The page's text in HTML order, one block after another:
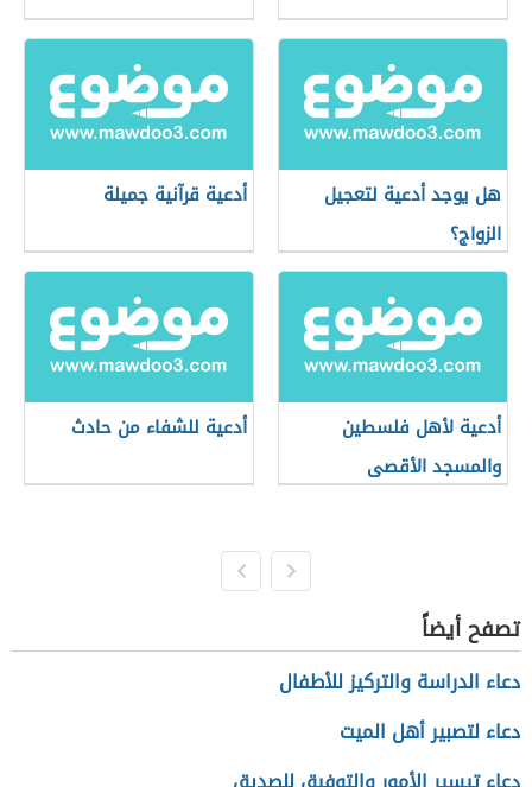
هل يوجد أدعية لتعجيل
الزواج؟
أدعية قرآنية جميلة
أدعية لأهل فلسطين
والمسجد الأقصى
أدعية للشفاء من حادث
تصفح أيضاً
دعاء الدراسة والتركيز للأطفال
دعاء لتصبير أهل الميت